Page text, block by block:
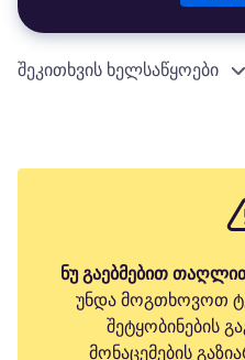
შეკითხვის ხელსაწყოები
ნუ გაებმებით
უნდა მოგთხოვოთ
შეტყობინების
მონაცემების